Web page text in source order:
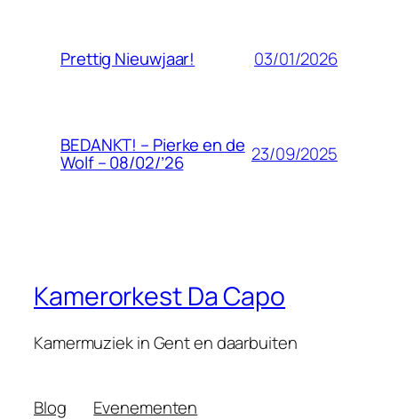
Prettig Nieuwjaar! 03/01/2026
BEDANKT! – Pierke en de
Wolf – 08/02/’26 23/09/2025
Kamerorkest Da Capo
Kamermuziek in Gent en daarbuiten
Blog
Evenementen